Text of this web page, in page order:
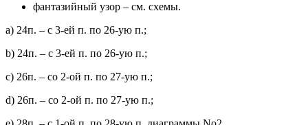
фантазийный узор – см. схемы.
а) 24п. – с 3-ей п. по 26-ую п.;
b) 24п. – с 3-ей п. по 26-ую п.;
с) 26п. – со 2-ой п. по 27-ую п.;
d) 26п. – со 2-ой п. по 27-ую п.;